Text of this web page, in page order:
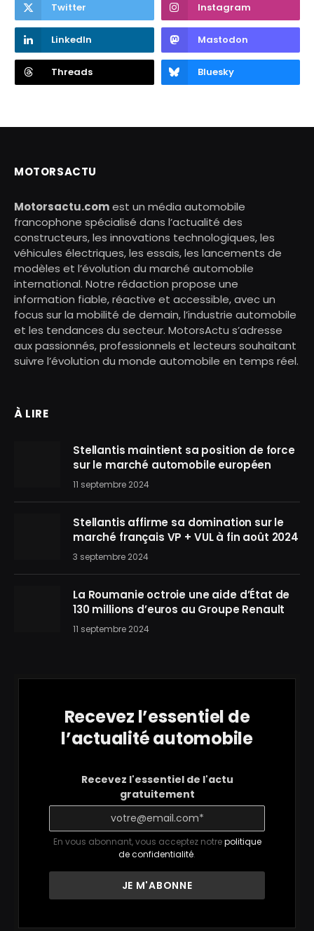
Twitter Instagram
LinkedIn Mastodon
Threads Bluesky
MOTORSACTU
Motorsactu.comest un média automobile
francophone spécialisé dans l’actualité des
constructeurs, les innovations technologiques, les
véhicules électriques, les essais, les lancements de
modèles et l’évolution du marché automobile
international. Notre rédaction propose une
information fiable, réactive et accessible, avec un
focus sur la mobilité de demain, l’industrie automobile
et les tendances du secteur. MotorsActu s’adresse
aux passionnés, professionnels et lecteurs souhaitant
suivre l’évolution du monde automobile en temps réel.
À LIRE
Stellantis maintient sa position de force
sur le marché automobile européen
11 septembre 2024
Stellantis affirme sa domination sur le
marché français VP + VUL à fin août 2024
3 septembre 2024
La Roumanie octroie une aide d’État de
130 millions d’euros au Groupe Renault
11 septembre 2024
Recevez l’essentiel de
l’actualité automobile
Recevez l'essentiel de l'actu
gratuitement
En vous abonnant, vous acceptez notrepolitique
de confidentialité.